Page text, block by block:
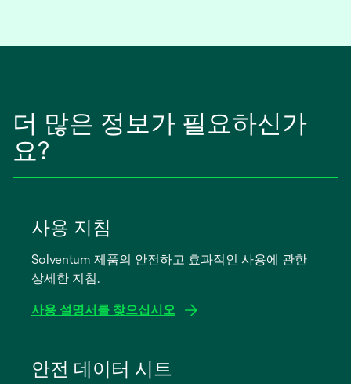
더 많은 정보가 필요하신가
요?
사용 지침
Solventum 제품의 안전하고 효과적인 사용에 관한
상세한 지침.
사용 설명서를 찾으십시오
안전 데이터 시트